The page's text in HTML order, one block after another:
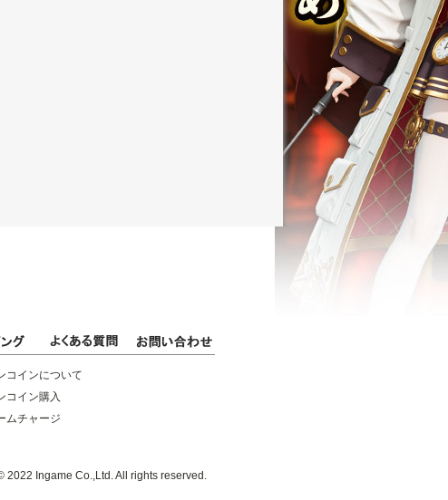
コインについて
コイン購入
ムチャージ
2022 Ingame Co.,Ltd. All rights reserved.